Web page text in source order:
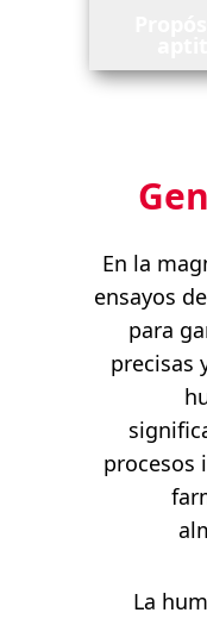
En la
ensayos
para
precisas
procesos
La